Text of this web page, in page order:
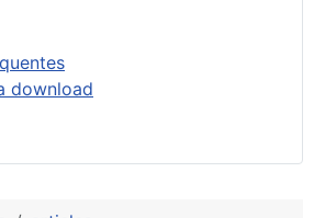
download